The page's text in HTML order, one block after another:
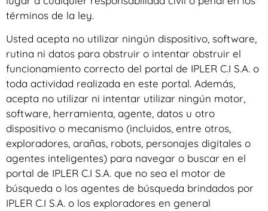
términos de la ley.
Usted acepta no utilizar ningún dispositivo, software,
rutina ni datos para obstruir o intentar obstruir el
funcionamiento correcto del portal de IPLER C.I S.A. o
toda actividad realizada en este portal. Además,
acepta no utilizar ni intentar utilizar ningún motor,
software, herramienta, agente, datos u otro
dispositivo o mecanismo (incluidos, entre otros,
exploradores, arañas, robots, personajes digitales o
agentes inteligentes) para navegar o buscar en el
portal de IPLER C.I S.A. que no sea el motor de
búsqueda o los agentes de búsqueda brindados por
IPLER C.I S.A. o los exploradores en general